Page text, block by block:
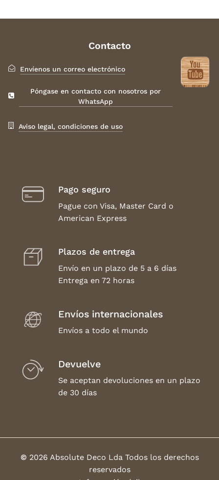
Contacto
Envíenos un correo electrónico
Póngase en contacto con nosotros por
WhatsApp
Aviso legal, condiciones de uso
Pago seguro
Pague con Visa, Master Card o
American Express
Plazos de entrega
Envío en un plazo de 5 a 6 días
Entrega en 72 horas
Envíos internacionales
Envíos a todo el mundo
Devuelve
Se aceptan devoluciones en un plazo
de 30 días
© 2026 Absolute Deco Lda Todos los derechos
reservados